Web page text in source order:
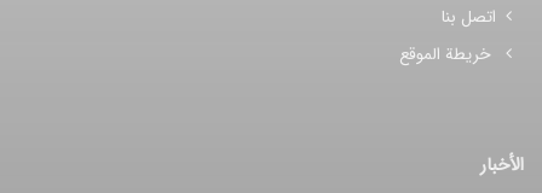
اتصل بنا
خريطة الموقع
الأخبار